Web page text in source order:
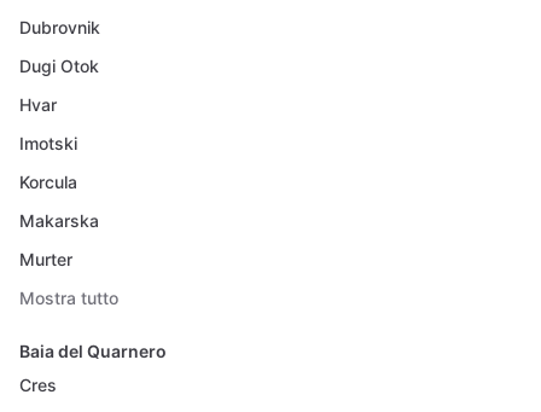
Dubrovnik
Dugi Otok
Hvar
Imotski
Korcula
Makarska
Murter
Mostra tutto
Baia del Quarnero
Cres